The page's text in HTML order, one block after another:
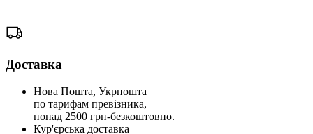
Доставка
Нова Пошта, Укрпошта
по тарифам превізника,
понад 2500 грн-безкоштовно.
Кур'єрська доставка